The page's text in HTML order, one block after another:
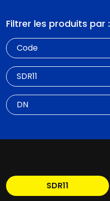
Filtrer les produits par :
Code
SDR
DN
SDR11